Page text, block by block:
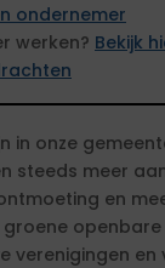
ondernemer
werken? Bekijk
in onze
steeds meer
en
verenigingen en